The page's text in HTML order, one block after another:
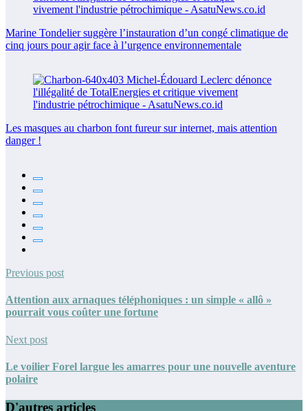
Marine Tondelier suggère l’instauration d’un congé climatique de
cinq jours pour agir face à l’urgence environnementale
Les masques au charbon font fureur sur internet, mais attention
danger !
Previous post
Attention aux arnaques téléphoniques : un simple « allô »
pourrait vous coûter une fortune
Next post
Le voilier Forel largue les amarres pour une nouvelle aventure
polaire
D'autres articles